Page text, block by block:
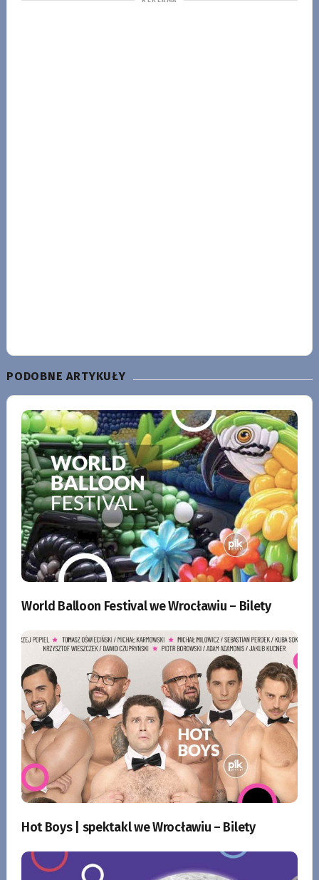
PODOBNE ARTYKUŁY
World Balloon Festival we Wrocławiu – Bilety
Hot Boys | spektakl we Wrocławiu – Bilety